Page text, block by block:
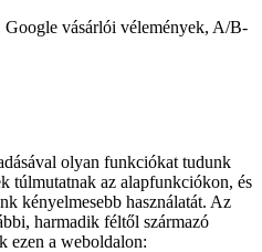
vásárlói vélemények, A/B-
olyan funkciókat tudunk
túlmutatnak az alapfunkciókon, és
kényelmesebb használatát. Az
harmadik féltől származó
ezen a weboldalon: